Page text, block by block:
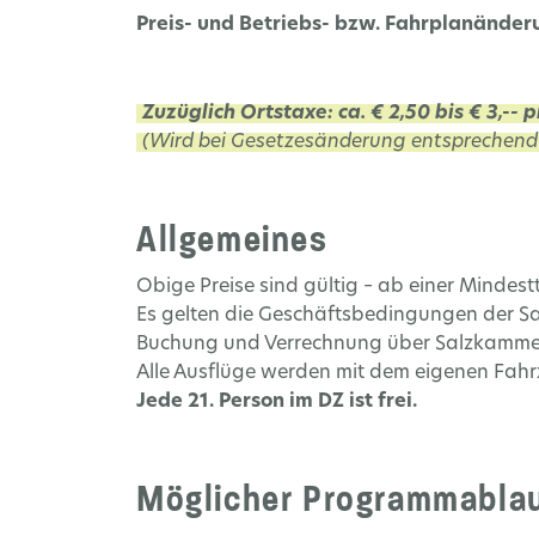
Preis- und Betriebs- bzw.
Zuzüglich Ortstaxe: ca. € 2,50 bis € 3,--
(Wird bei Gesetzesänderung
Allgemeines
Obige Preise sind gültig – ab einer
Es gelten die Geschäftsbedingungen der
Buchung und Verrechnung über
Alle Ausflüge werden mit dem eigenen
Jede 21. Person im DZ ist frei.
Möglicher